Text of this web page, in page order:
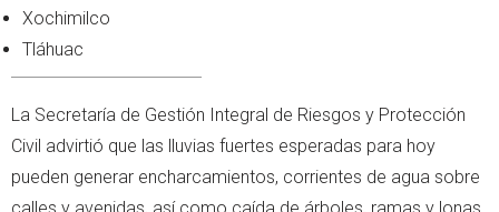
Xochimilco
Tláhuac
La Secretaría de Gestión Integral de Riesgos y Protección
Civil advirtió que las lluvias fuertes esperadas para hoy
pueden generar encharcamientos, corrientes de agua sobre